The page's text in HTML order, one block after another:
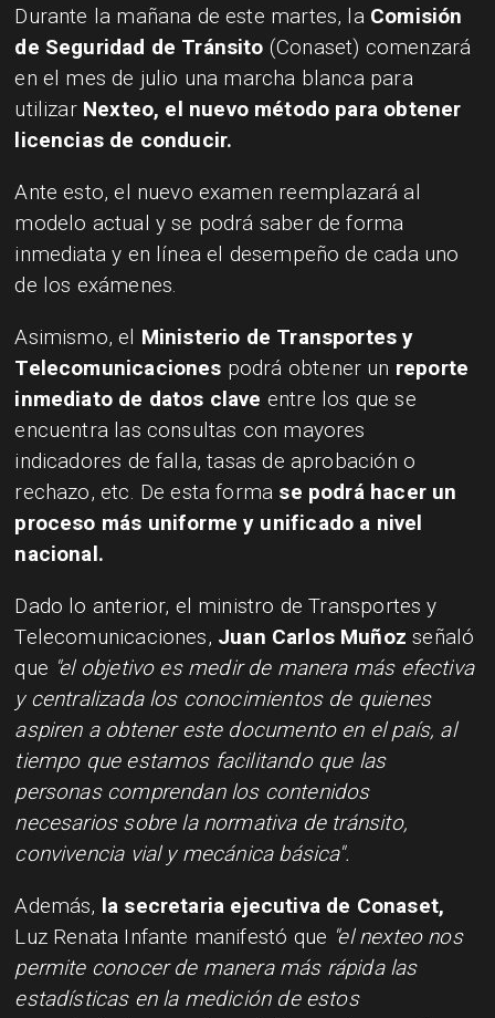
Durante la mañana de este martes, la Comisión
de Seguridad de Tránsito (Conaset) comenzará
en el mes de julio una marcha blanca para
utilizar Nexteo, el nuevo método para obtener
licencias de conducir.
Ante esto, el nuevo examen reemplazará al
modelo actual y se podrá saber de forma
inmediata y en línea el desempeño de cada uno
de los exámenes.
Asimismo, el Ministerio de Transportes y
Telecomunicaciones podrá obtener un reporte
inmediato de datos clave entre los que se
encuentra las consultas con mayores
indicadores de falla, tasas de aprobación o
rechazo, etc. De esta forma se podrá hacer un
proceso más uniforme y unificado a nivel
nacional.
Dado lo anterior, el ministro de Transportes y
Telecomunicaciones, Juan Carlos Muñoz señaló
que "el objetivo es medir de manera más efectiva
y centralizada los conocimientos de quienes
aspiren a obtener este documento en el país, al
tiempo que estamos facilitando que las
personas comprendan los contenidos
necesarios sobre la normativa de tránsito,
convivencia vial y mecánica básica".
Además, la secretaria ejecutiva de Conaset,
Luz Renata Infante manifestó que "el nexteo nos
permite conocer de manera más rápida las
estadísticas en la medición de estos